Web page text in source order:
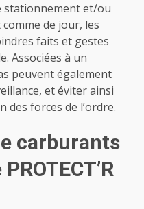
stationnement et/ou
de jour, les
faits et gestes
Associées à un
peuvent également
et éviter ainsi
des forces de l’ordre.
carburants